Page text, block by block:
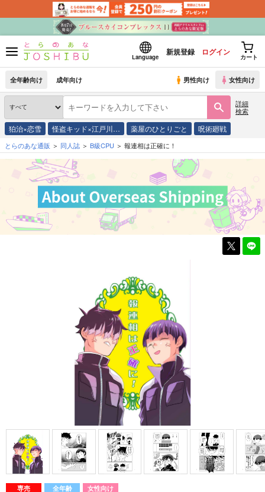
Language
新規登録 ログイン
カート
全年齢向け 成年向け 男性向け 女性向け
詳細
検索
狛治×恋雪 怪盗キッド×江戸川… 薬屋のひとりごと 呪術廻戦
とらのあな通販 同人誌 B級CPU 報連相は正確に！
専売 全年齢 女性向け